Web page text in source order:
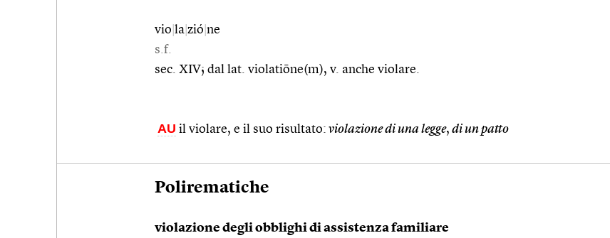
vio la zió ne
s.f.
sec. XIV; dal lat. violatiōne(m), v. anche violare.
AU il violare, e il suo risultato: violazione di una legge, di un patto
Polirematiche
violazione degli obblighi di assistenza familiare